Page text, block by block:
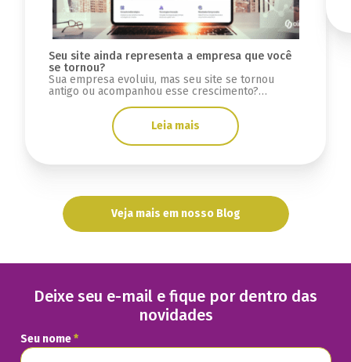
Seu site ainda representa a empresa que você
se tornou?
Sua empresa evoluiu, mas seu site se tornou
antigo ou acompanhou esse crescimento?
Leia mais
Veja mais em nosso Blog
Deixe seu e-mail e fique por dentro das
novidades
Seu nome*